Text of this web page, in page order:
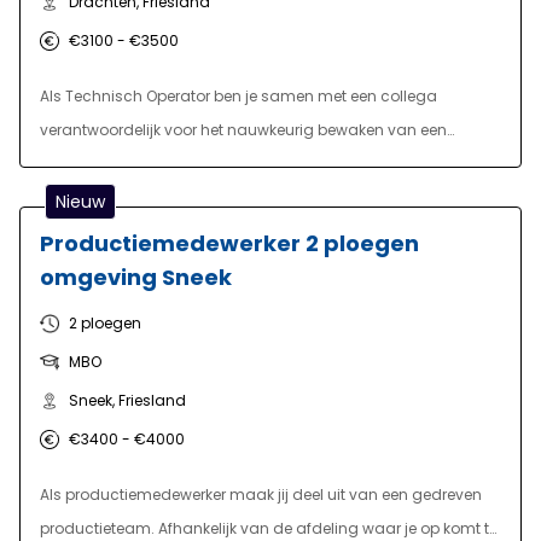
€3100 - €3500
Als Technisch Operator ben je samen met een collega
verantwoordelijk voor het nauwkeurig bewaken van een
specifiek deelproces binnen deze grote productielocatie. Het
maatwerk eindproduct moet voldoen aan diverse
klantspecificaties. Daarom werk je zowel met nieuwe als
oudere machines en installaties. Je houdt je bezig met het
kwaliteitscontroles en het oplossen van storingen. De
werkzaamheden variëren per afdeling, en je kunt op
verschillende afdelingen en bij diverse onderdelen worden
ingezet. Wanneer het proces soepel verloopt, zijn er voldoende
procesbeheersing. Kortom, een uitdagende, technische en
afwisselende functie met toekomstperspectief.
Nieuw
Productiemedewerker 2 ploegen
omgeving Sneek
2 ploegen
MBO
Sneek, Friesland
€3400 - €4000
Als productiemedewerker maak jij deel uit van een gedreven
productieteam. Afhankelijk van de afdeling waar je op komt te